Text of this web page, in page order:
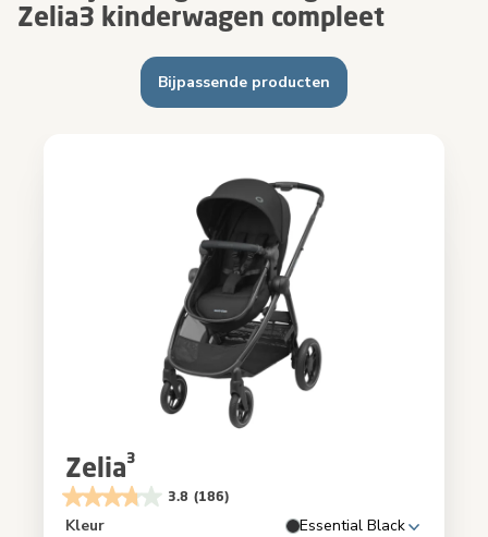
Zelia3 kinderwagen compleet
Bijpassende producten
Zelia³
3.8 (186)
Kleur Essential Black